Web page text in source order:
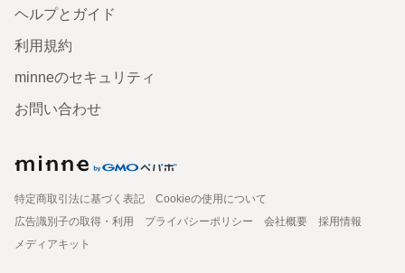
ヘルプとガイド
利用規約
minneのセキュリティ
お問い合わせ
特定商取引法に基づく表記
Cookieの使用について
広告識別子の取得・利用
プライバシーポリシー 会社概要
採用情報
メディアキット